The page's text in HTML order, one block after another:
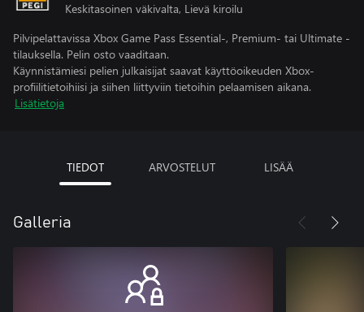
Keskitasoinen väkivalta, Lievä kiroilu
Pilvipelattavissa Xbox Game Pass Essential-, Premium- tai Ultimate -
tilauksella. Pelin osto vaaditaan.
Käynnistämiesi pelien julkaisijat saavat käyttöoikeuden Xbox-
profiilitietoihiisi ja siihen liittyviin tietoihin pelaamisen aikana.
Lisätietoja
TIEDOT ARVOSTELUT LISÄÄ
Galleria